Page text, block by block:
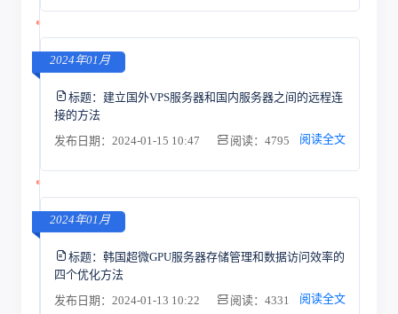
2024年01月
标题： 建立国外VPS服务器和国内服务器之间的远程连
接的方法
发布日期：2024-01-15 10:47
阅读：4795 阅读全文
2024年01月
标题： 韩国超微GPU服务器存储管理和数据访问效率的
四个优化方法
发布日期：2024-01-13 10:22
阅读：4331 阅读全文